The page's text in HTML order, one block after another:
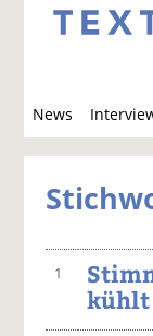
News
1
kühlt